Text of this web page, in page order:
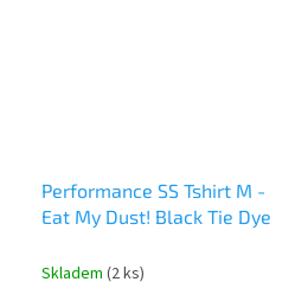
Performance SS Tshirt M -
Eat My Dust! Black Tie Dye
Skladem (2 ks)